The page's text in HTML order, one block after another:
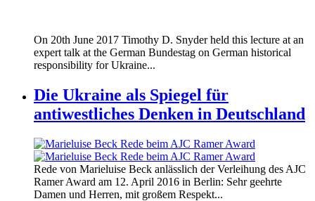
On 20th June 2017 Timothy D. Snyder held this lecture at an
expert talk at the German Bundestag on German historical
responsibility for Ukraine...
Die Ukraine als Spiegel für
antiwestliches Denken in Deutschland
160412_ramer_award.jpg
160412_ramer_award.jpg
Rede von Marieluise Beck anlässlich der Verleihung des AJC
Ramer Award am 12. April 2016 in Berlin: Sehr geehrte
Damen und Herren, mit großem Respekt...